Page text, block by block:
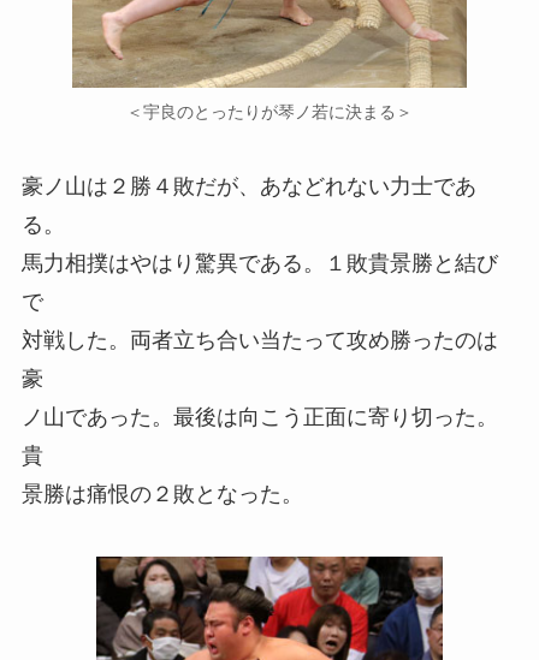
＜宇良のとったりが琴ノ若に決まる＞
豪ノ山は２勝４敗だが、あなどれない力士であ
る。
馬力相撲はやはり驚異である。１敗貴景勝と結び
で
対戦した。両者立ち合い当たって攻め勝ったのは
豪
ノ山であった。最後は向こう正面に寄り切った。
貴
景勝は痛恨の２敗となった。